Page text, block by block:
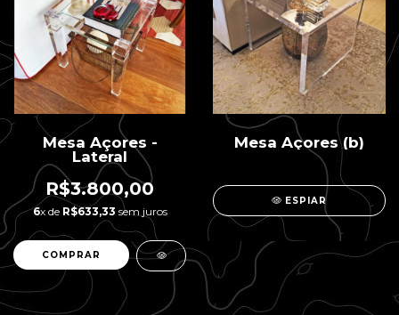
Mesa Açores -
Lateral
R$3.800,00
6x de R$633,33 sem juros
Mesa Açores (b)
ESPIAR